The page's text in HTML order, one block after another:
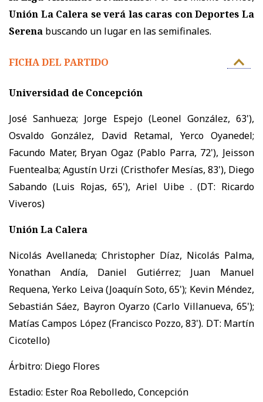
Unión La Calera se verá las caras con Deportes La
Serena buscando un lugar en las semifinales.
FICHA DEL PARTIDO
Universidad de Concepción
José Sanhueza; Jorge Espejo (Leonel González, 63'),
Osvaldo González, David Retamal, Yerco Oyanedel;
Facundo Mater, Bryan Ogaz (Pablo Parra, 72'), Jeisson
Fuentealba; Agustín Urzi (Cristhofer Mesías, 83'), Diego
Sabando (Luis Rojas, 65'), Ariel Uibe . (DT: Ricardo
Viveros)
Unión La Calera
Nicolás Avellaneda; Christopher Díaz, Nicolás Palma,
Yonathan Andía, Daniel Gutiérrez; Juan Manuel
Requena, Yerko Leiva (Joaquín Soto, 65'); Kevin Méndez,
Sebastián Sáez, Bayron Oyarzo (Carlo Villanueva, 65');
Matías Campos López (Francisco Pozzo, 83'). DT: Martín
Cicotello)
Árbitro: Diego Flores
Estadio: Ester Roa Rebolledo, Concepción